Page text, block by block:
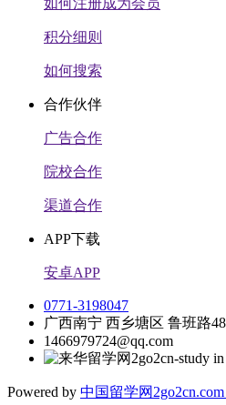
积分细则
如何搜索
合作伙伴
广告合作
院校合作
渠道合作
APP下载
安卓APP
0771-3198047
广西南宁 西乡塘区 鲁班路
1466979724@qq.com
Powered by 中国留学网 2go2cn.com